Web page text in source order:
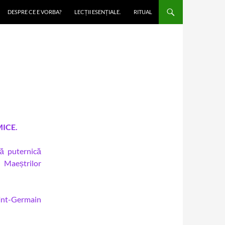
DESPRE CE E VORBA? LECȚII ESENȚIALE. RITUAL
puternică
Germain